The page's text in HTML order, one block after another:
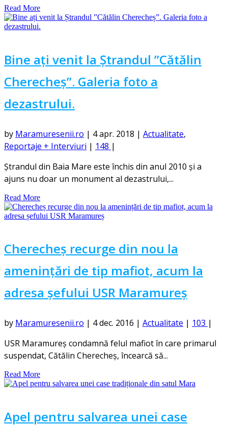
Read More
Bine ați venit la Ștrandul ”Cătălin
Cherecheș”. Galeria foto a
dezastrului.
by Maramuresenii.ro | 4 apr. 2018 | Actualitate,
Reportaje + Interviuri | 148 |
Ștrandul din Baia Mare este închis din anul 2010 și a
ajuns nu doar un monument al dezastrului,...
Read More
Cherecheș recurge din nou la
amenințări de tip mafiot, acum la
adresa șefului USR Maramureș
by Maramuresenii.ro | 4 dec. 2016 | Actualitate | 103 |
USR Maramureş condamnă felul mafiot în care primarul
suspendat, Cătălin Cherecheş, încearcă să...
Read More
Apel pentru salvarea unei case